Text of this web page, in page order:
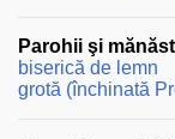
Parohii şi
biserică de lemn
grotă (închinată